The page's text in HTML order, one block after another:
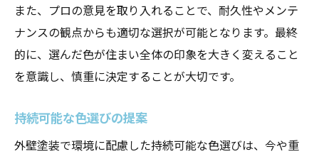
また、プロの意見を取り入れることで、耐久性やメンテ
ナンスの観点からも適切な選択が可能となります。最終
的に、選んだ色が住まい全体の印象を大きく変えること
を意識し、慎重に決定することが大切です。
持続可能な色選びの提案
外壁塗装で環境に配慮した持続可能な色選びは、今や重